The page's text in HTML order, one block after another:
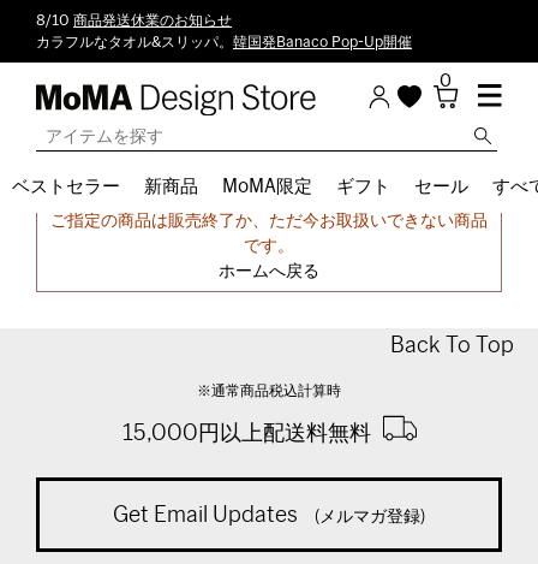
8/10 商品発送休業のお知らせ
カラフルなタオル&スリッパ。 韓国発Banaco Pop-Up開催
0
ベストセラー 新商品 MoMA限定 ギフト セール すべ
申し訳ございません。
ご指定の商品は販売終了か、ただ今お取扱いできない商品
です。
ホームへ戻る
Back To Top
※通常商品税込計算時
15,000円以上配送料無料
Get Email Updates (メルマガ登録)